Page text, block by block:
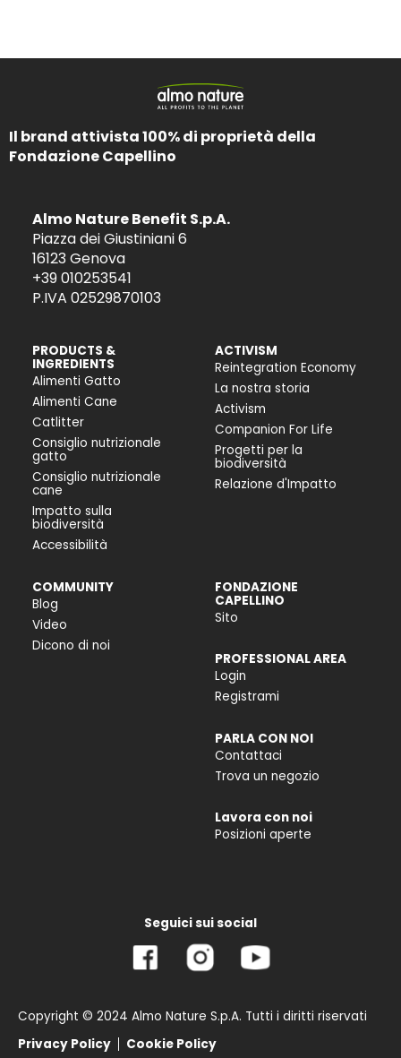
Il brand attivista 100% di proprietà della
Fondazione Capellino
Almo Nature Benefit S.p.A.
Piazza dei Giustiniani 6
16123 Genova
+39 010253541
P.IVA 02529870103
PRODUCTS &
INGREDIENTS
Alimenti Gatto
Alimenti Cane
Catlitter
Consiglio nutrizionale
gatto
Consiglio nutrizionale
cane
Impatto sulla
biodiversità
Accessibilità
ACTIVISM
Reintegration Economy
La nostra storia
Activism
Companion For Life
Progetti per la
biodiversità
Relazione d'Impatto
COMMUNITY
Blog
Video
Dicono di noi
FONDAZIONE
CAPELLINO
Sito
PROFESSIONAL AREA
Login
Registrami
PARLA CON NOI
Contattaci
Trova un negozio
Lavora con noi
Posizioni aperte
Seguici sui social
Copyright © 2024 Almo Nature S.p.A. Tutti i diritti riservati
Privacy Policy
Cookie Policy